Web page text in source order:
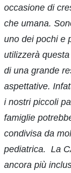
occasione di
che umana.
uno dei pochi e
utilizzerà
di una grande
aspettative.
i nostri piccoli
famiglie
condivisa da
pediatrica. La
ancora più